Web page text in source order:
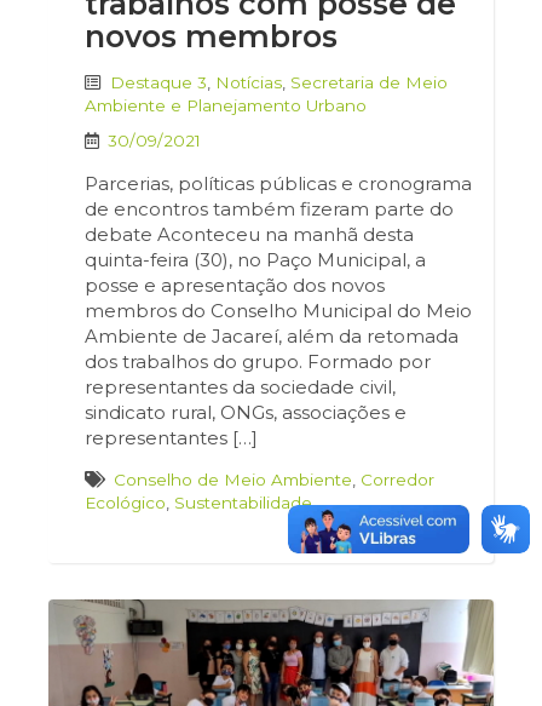
novos membros
Destaque 3 Notícias Secretaria de Meio
Ambiente e Planejamento Urbano
30/09/2021
Parcerias, políticas públicas e cronograma
de encontros também fizeram parte do
debate Aconteceu na manhã desta
quinta-feira (30), no Paço Municipal, a
posse e apresentação dos novos
membros do Conselho Municipal do Meio
Ambiente de Jacareí, além da retomada
dos trabalhos do grupo. Formado por
representantes da sociedade civil,
sindicato rural, ONGs, associações e
representantes […]
Conselho de Meio Ambiente Corredor
Ecológico Sustentabilidade